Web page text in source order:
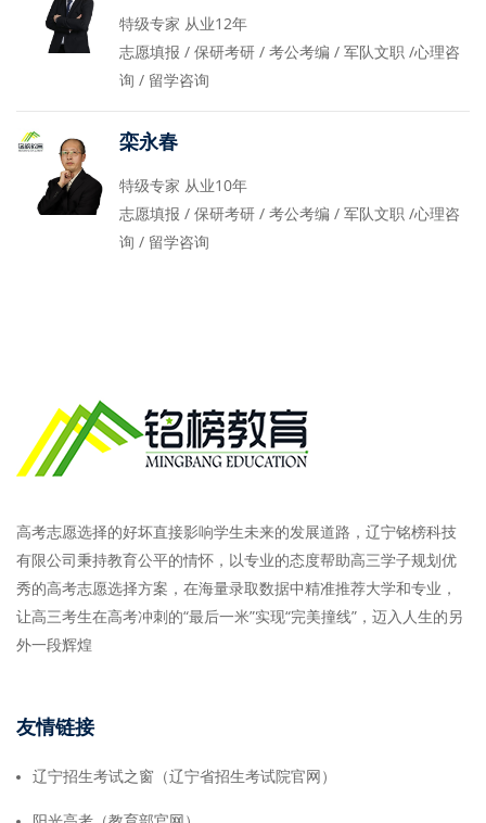
特级专家 从业12年
志愿填报 / 保研考研 / 考公考编 / 军队文职 /心理咨
询 / 留学咨询
栾永春
特级专家 从业10年
志愿填报 / 保研考研 / 考公考编 / 军队文职 /心理咨
询 / 留学咨询
高考志愿选择的好坏直接影响学生未来的发展道路，辽宁铭榜科技
有限公司秉持教育公平的情怀，以专业的态度帮助高三学子规划优
秀的高考志愿选择方案，在海量录取数据中精准推荐大学和专业，
让高三考生在高考冲刺的“最后一米”实现“完美撞线”，迈入人生的另
外一段辉煌
友情链接
辽宁招生考试之窗（辽宁省招生考试院官网）